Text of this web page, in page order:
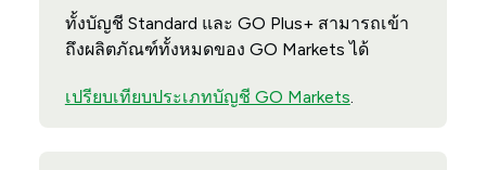
ทั้งบัญชี Standard และ GO Plus+ สามารถเข้า
ถึงผลิตภัณฑ์ทั้งหมดของ GO Markets ได้
เปรียบเทียบประเภทบัญชี GO Markets.